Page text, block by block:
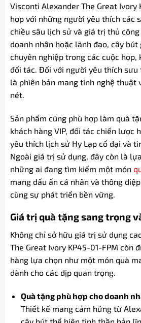
Visconti Alexander The Great Ivory
hợp với những người yêu thích các
chiều sâu lịch sử và giá trị thủ
doanh nhân hoặc lãnh đạo, cây
chuyên nghiệp trong các cuộc họp,
đối tác. Đối với người yêu thích sưu
là phiên bản mang tính nghệ thuật
nét.
Sản phẩm cũng phù hợp làm quà
khách hàng VIP, đối tác chiến lược
yêu thích lịch sử Hy Lạp cổ đại và
Ngoài giá trị sử dụng, đây còn là
những ai đang tìm kiếm một món
mang dấu ấn cá nhân và thông
cùng sự phát triển bền vững.
Giá trị quà tặng sang trọng
Không chỉ sở hữu giá trị sử dụng
The Great Ivory KP45-01-FPM còn
hàng lựa chọn như một món quà
dành cho các dịp quan trọng.
Quà tặng phù hợp cho doanh
Thiết kế mang cảm hứng từ